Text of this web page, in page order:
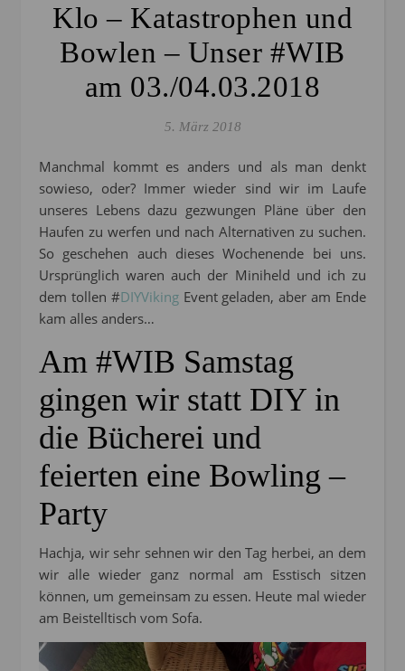
Klo – Katastrophen und
Bowlen – Unser #WIB
am 03./04.03.2018
5. März 2018
Manchmal kommt es anders und als man denkt
sowieso, oder? Immer wieder sind wir im Laufe
unseres Lebens dazu gezwungen Pläne über den
Haufen zu werfen und nach Alternativen zu suchen.
So geschehen auch dieses Wochenende bei uns.
Ursprünglich waren auch der Miniheld und ich zu
dem tollen #DIYViking Event geladen, aber am Ende
kam alles anders…
Am #WIB Samstag
gingen wir statt DIY in
die Bücherei und
feierten eine Bowling –
Party
Hachja, wir sehr sehnen wir den Tag herbei, an dem
wir alle wieder ganz normal am Esstisch sitzen
können, um gemeinsam zu essen. Heute mal wieder
am Beistelltisch vom Sofa.